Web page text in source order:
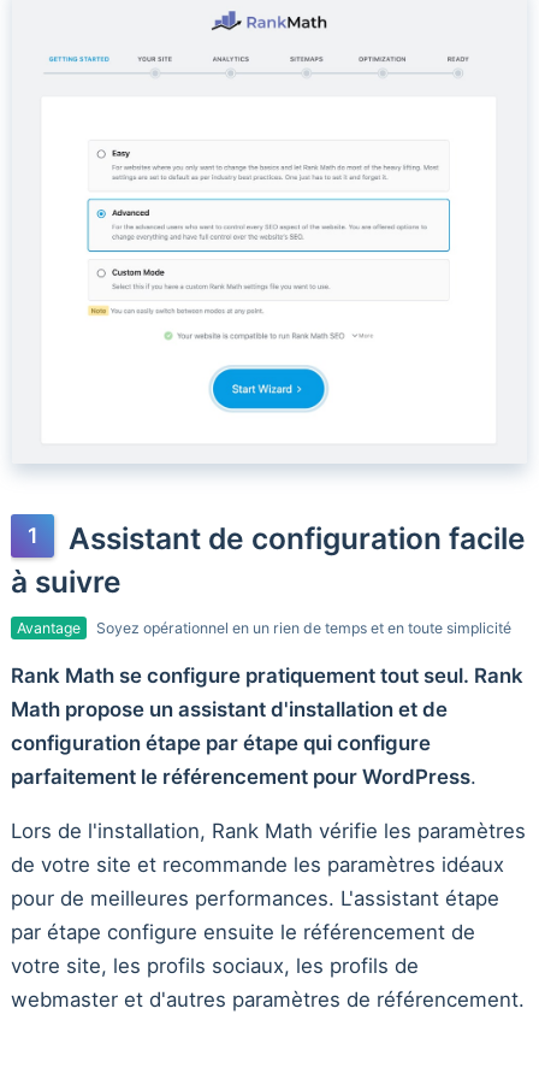
Assistant de configuration facile
à suivre
Avantage Soyez opérationnel en un rien de temps et en toute simplicité
Rank Math se configure pratiquement tout seul. Rank
Math propose un assistant d'installation et de
configuration étape par étape qui configure
parfaitement le référencement pour WordPress.
Lors de l'installation, Rank Math vérifie les paramètres
de votre site et recommande les paramètres idéaux
pour de meilleures performances. L'assistant étape
par étape configure ensuite le référencement de
votre site, les profils sociaux, les profils de
webmaster et d'autres paramètres de référencement.